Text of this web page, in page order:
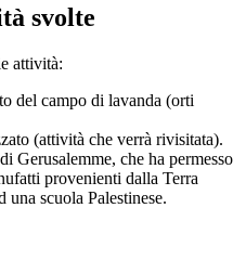
svolte
attività:
del campo di lavanda (orti
(attività che verrà rivisitata).
Gerusalemme, che ha permesso
provenienti dalla Terra
una scuola Palestinese.